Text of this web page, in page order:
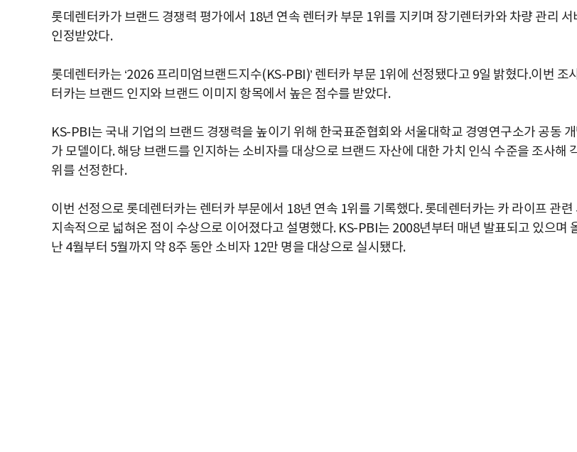
롯데렌터카가 브랜드 경쟁력 평가에서 18년 연속 렌터카 부문 1위를 지키며 장기렌터카와 차량 관리
인정받았다.
롯데렌터카는 ‘2026 프리미엄브랜드지수(KS-PBI)’ 렌터카 부문 1위에 선정됐다고 9일 밝혔다.이번 조
터카는 브랜드 인지와 브랜드 이미지 항목에서 높은 점수를 받았다.
KS-PBI는 국내 기업의 브랜드 경쟁력을 높이기 위해 한국표준협회와 서울대학교 경영연구소가 공동
가 모델이다. 해당 브랜드를 인지하는 소비자를 대상으로 브랜드 자산에 대한 가치 인식 수준을 조사해
위를 선정한다.
이번 선정으로 롯데렌터카는 렌터카 부문에서 18년 연속 1위를 기록했다. 롯데렌터카는 카 라이프 관련
지속적으로 넓혀온 점이 수상으로 이어졌다고 설명했다. KS-PBI는 2008년부터 매년 발표되고 있으며
난 4월부터 5월까지 약 8주 동안 소비자 12만 명을 대상으로 실시됐다.